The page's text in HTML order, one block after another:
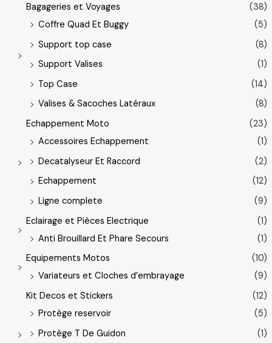
Bagageries et Voyages
(38)
Coffre Quad Et Buggy
(5)
Support top case
(8)
Support Valises
(1)
Top Case
(14)
Valises & Sacoches Latéraux
(8)
Echappement Moto
(23)
Accessoires Echappement
(1)
Decatalyseur Et Raccord
(2)
Echappement
(12)
Ligne complete
(9)
Eclairage et Pièces Electrique
(1)
Anti Brouillard Et Phare Secours
(1)
Equipements Motos
(10)
Variateurs et Cloches d’embrayage
(9)
Kit Decos et Stickers
(12)
Protège reservoir
(5)
Protège T De Guidon
(1)